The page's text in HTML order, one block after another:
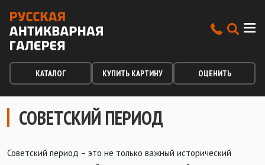
КАТАЛОГ КУПИТЬ КАРТИНУ ОЦЕНИТЬ
СОВЕТСКИЙ ПЕРИОД
Советский период – это не только важный исторический